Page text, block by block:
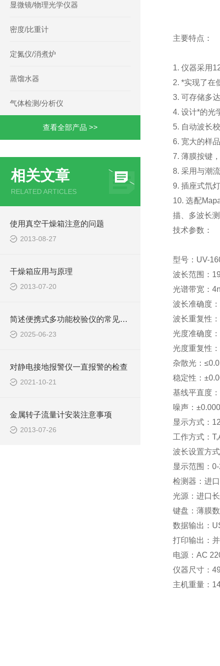
显微镜/物理光学仪器
密度/比重计
定氮仪/消煮炉
蒸馏水器
气体检测/分析仪
查看全部产品 >>
相关文章
RELATED ARTICLES
使用真空干燥箱注意的问题
2013-08-27
干燥箱应用与原理
2013-07-20
简述便携式多功能校验仪的常见故障相应解决方法
2025-06-23
对静电接地报警仪一直报警的检查
2021-10-21
金属转子流量计安装注意事项
2013-07-26
主要特点：
1. 仪器采用
2. *实现了在
3. 可存储多
4. 设计*的光
5. 自动波长
6. 宽大的样
7. 薄膜按键
8. 采用与潮
9. 插座式氘
10. 选配
描、多波长
技术参数：
型号：UV-
波长范围：
光谱带宽：
波长准确度
波长重复性
光度准确度
光度重复性
杂散光：
稳定性：
基线平直度
噪声：
显示方式：
工作方式：
波长设置方
显示范围：
检测器：进
光源：进口
键盘：薄膜
数据输出：
打印输出：
电源：AC
仪器尺寸：
主机重量：